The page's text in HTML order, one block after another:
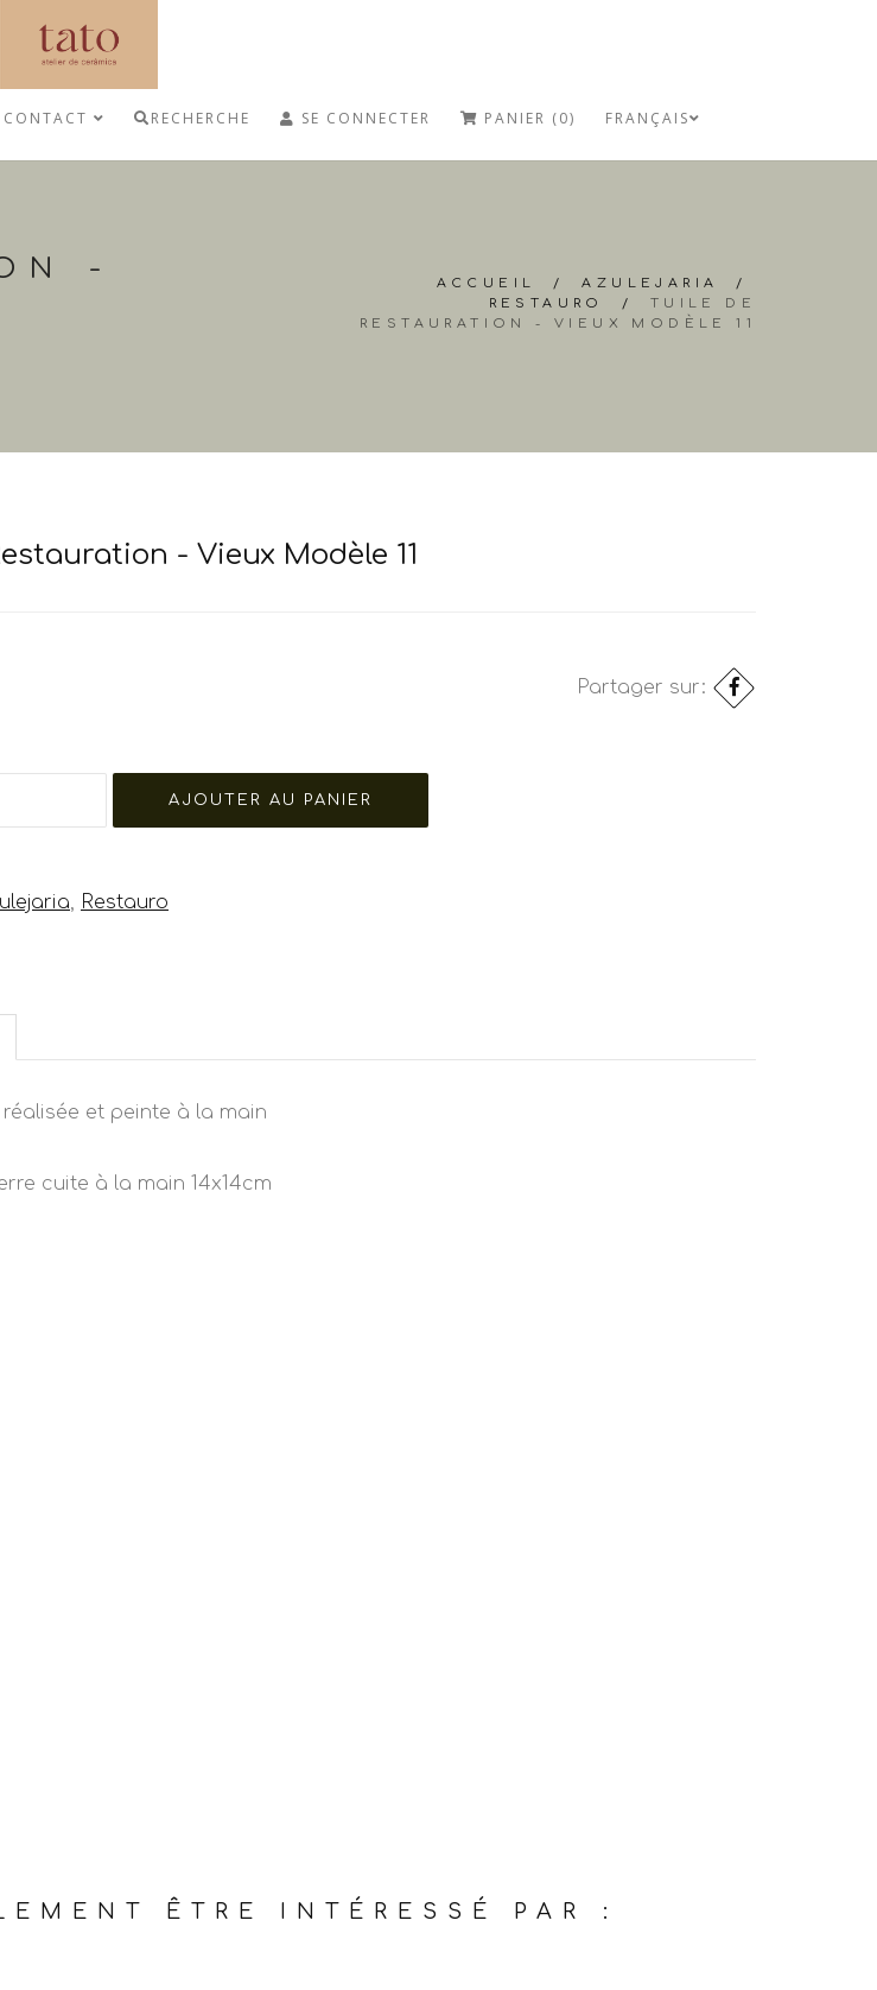
CONTACT RECHERCHE SE CONNECTER PANIER (0) FRANÇAIS
-
ACCUEIL /AZULEJARIA
/
RESTAURO
/ TUILE DE
RESTAURATION - VIEUX MODÈLE 11
- Vieux Modèle 11
Partager sur:
, Restauro
et peinte à la main
cuite à la main 14x14cm
ÊTRE INTÉRESSÉ PAR :